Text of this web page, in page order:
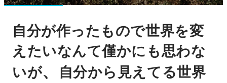
自分が作ったもので世界を変
えたいなんて僅かにも思わな
いが、
自分から見えてる世界